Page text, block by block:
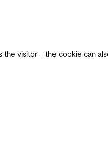
visitor – the cookie can